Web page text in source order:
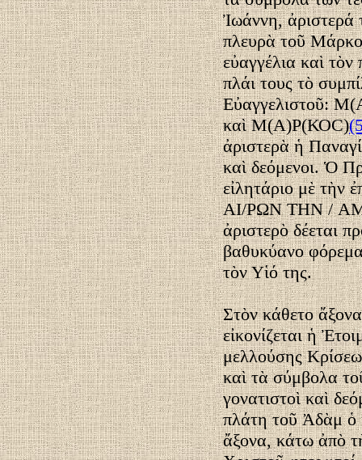
Ἰωάννη, ἀριστερά
πλευρὰ τοῦ
εὐαγγέλια καὶ
πλάι τους τὸ
Εὐαγγελιστοῦ:
καὶ Μ(Α)Ρ(ΚΟC)
ἀριστερὰ ἡ
καὶ δεόμενοι. Ὁ
εἰλητάριο μὲ
ΑΙ/ΡΩΝ ΤΗΝ /
ἀριστερὸ δέεται
βαθυκύανο
τὸν Υἱό της.
Στὸν κάθετο
εἰκονίζεται ἡ
μελλούσης
καὶ τὰ σύμβολα
γονατιστοὶ καὶ
πλάτη τοῦ Ἀδὰμ ὁ
ἄξονα, κάτω ἀπὸ